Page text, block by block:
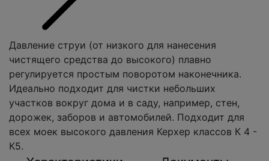
Давление струи (от низкого для нанесения
чистящего средства до высокого) плавно
регулируется простым поворотом наконечника.
Идеально подходит для чистки небольших
участков вокруг дома и в саду, например, стен,
дорожек, заборов и автомобилей. Подходит для
всех моек высокого давления Керхер классов К 4 -
К5.